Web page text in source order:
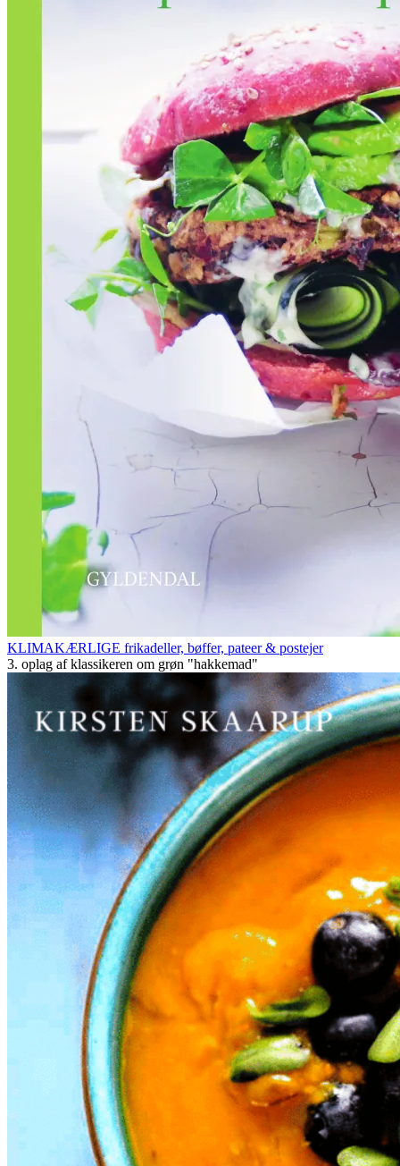
KLIMAKÆRLIGE frikadeller, bøffer, pateer & postejer
3. oplag af klassikeren om grøn "hakkemad"